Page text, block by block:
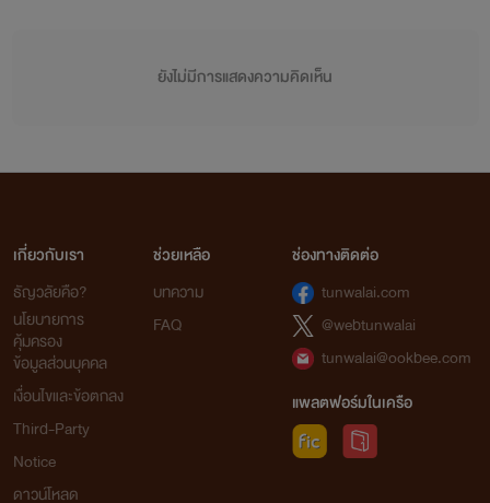
ยังไม่มีการแสดงความคิดเห็น
เกี่ยวกับเรา
ธัญวลัยคือ?
นโยบายการ
คุ้มครอง
ข้อมูลส่วนบุคคล
เงื่อนไขและข้อตกลง
Third-Party
Notice
ดาวน์โหลด
ช่วยเหลือ
บทความ
FAQ
ช่องทางติดต่อ
tunwalai.com
@webtunwalai
tunwalai@ookbee.com
แพลตฟอร์มในเครือ